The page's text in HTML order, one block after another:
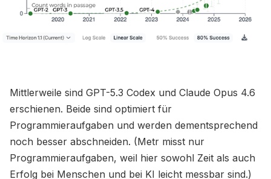
Mittlerweile sind GPT-5.3 Codex und Claude Opus 4.6
erschienen. Beide sind optimiert für
Programmieraufgaben und werden dementsprechend
noch besser abschneiden. (Metr misst nur
Programmieraufgaben, weil hier sowohl Zeit als auch
Erfolg bei Menschen und bei KI leicht messbar sind.)